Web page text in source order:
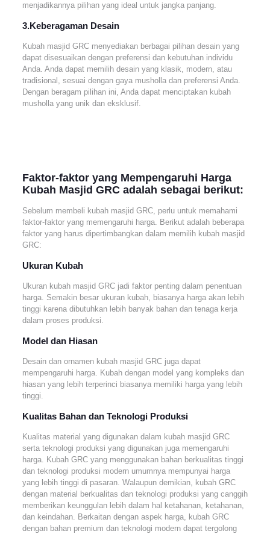
menjadikannya pilihan yang ideal untuk jangka panjang.
3.Keberagaman Desain
Kubah masjid GRC menyediakan berbagai pilihan desain yang
dapat disesuaikan dengan preferensi dan kebutuhan individu
Anda. Anda dapat memilih desain yang klasik, modern, atau
tradisional, sesuai dengan gaya musholla dan preferensi Anda.
Dengan beragam pilihan ini, Anda dapat menciptakan kubah
musholla yang unik dan eksklusif.
Faktor-faktor yang Mempengaruhi Harga
Kubah Masjid GRC adalah sebagai berikut:
Sebelum membeli kubah masjid GRC, perlu untuk memahami
faktor-faktor yang memengaruhi harga. Berikut adalah beberapa
faktor yang harus dipertimbangkan dalam memilih kubah masjid
GRC:
Ukuran Kubah
Ukuran kubah masjid GRC jadi faktor penting dalam penentuan
harga. Semakin besar ukuran kubah, biasanya harga akan lebih
tinggi karena dibutuhkan lebih banyak bahan dan tenaga kerja
dalam proses produksi.
Model dan Hiasan
Desain dan ornamen kubah masjid GRC juga dapat
mempengaruhi harga. Kubah dengan model yang kompleks dan
hiasan yang lebih terperinci biasanya memiliki harga yang lebih
tinggi.
Kualitas Bahan dan Teknologi Produksi
Kualitas material yang digunakan dalam kubah masjid GRC
serta teknologi produksi yang digunakan juga memengaruhi
harga. Kubah GRC yang menggunakan bahan berkualitas tinggi
dan teknologi produksi modern umumnya mempunyai harga
yang lebih tinggi di pasaran. Walaupun demikian, kubah GRC
dengan material berkualitas dan teknologi produksi yang canggih
memberikan keunggulan lebih dalam hal ketahanan, ketahanan,
dan keindahan. Berkaitan dengan aspek harga, kubah GRC
dengan bahan premium dan teknologi modern dapat tergolong